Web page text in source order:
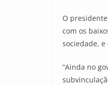
O
com os
sociedade,
“Ainda no